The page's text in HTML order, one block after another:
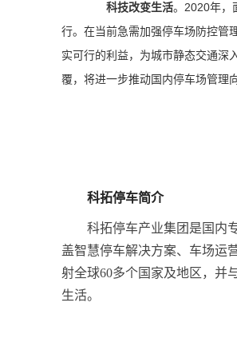
科技改变生活。2020年，
行。在当前急需加强停车场防控管
实可行的利益，为城市静态交通深
覆，将进一步推动国内停车场管理
科拓停车简介
科拓停车产业集团是国内
盖智慧停车解决方案、车场运
射全球60多个国家及地区，并
生活。